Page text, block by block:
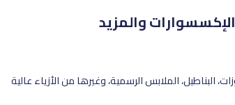
والمزيد
البناطيل، الملابس الرسمية، وغيرها من الأزياء عالية